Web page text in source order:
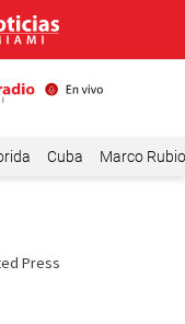
Cuba Marco Rubio
Press